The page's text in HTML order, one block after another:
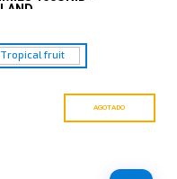
Tropical fruit
AGOTADO